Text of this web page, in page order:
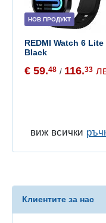
НОВ ПРОДУКТ
REDMI Watch 6 Lite
Black
€ 59.48 / 116.33
виж всички
Клиентите за нас